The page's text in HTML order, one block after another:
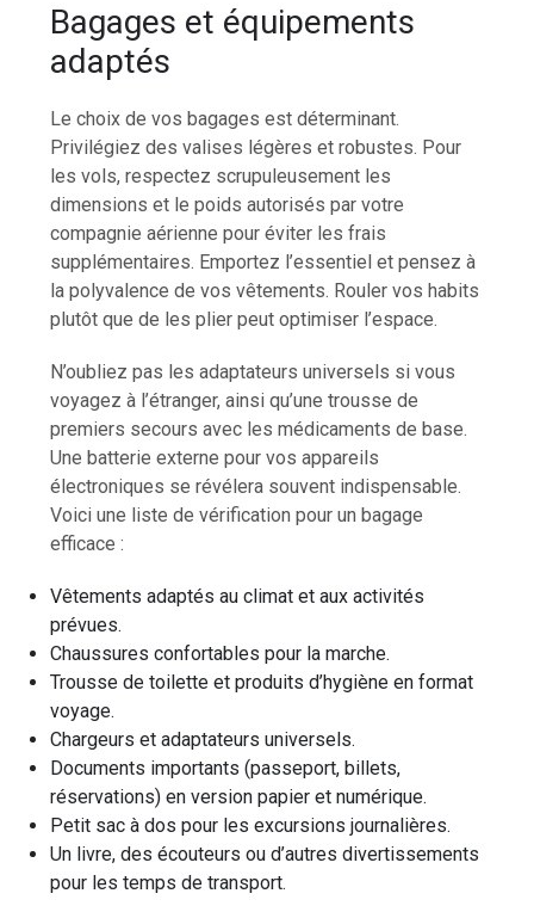
Bagages et équipements
adaptés
Le choix de vos bagages est déterminant.
Privilégiez des valises légères et robustes. Pour
les vols, respectez scrupuleusement les
dimensions et le poids autorisés par votre
compagnie aérienne pour éviter les frais
supplémentaires. Emportez l’essentiel et pensez à
la polyvalence de vos vêtements. Rouler vos habits
plutôt que de les plier peut optimiser l’espace.
N’oubliez pas les adaptateurs universels si vous
voyagez à l’étranger, ainsi qu’une trousse de
premiers secours avec les médicaments de base.
Une batterie externe pour vos appareils
électroniques se révélera souvent indispensable.
Voici une liste de vérification pour un bagage
efficace :
Vêtements adaptés au climat et aux activités
prévues.
Chaussures confortables pour la marche.
Trousse de toilette et produits d’hygiène en format
voyage.
Chargeurs et adaptateurs universels.
Documents importants (passeport, billets,
réservations) en version papier et numérique.
Petit sac à dos pour les excursions journalières.
Un livre, des écouteurs ou d’autres divertissements
pour les temps de transport.